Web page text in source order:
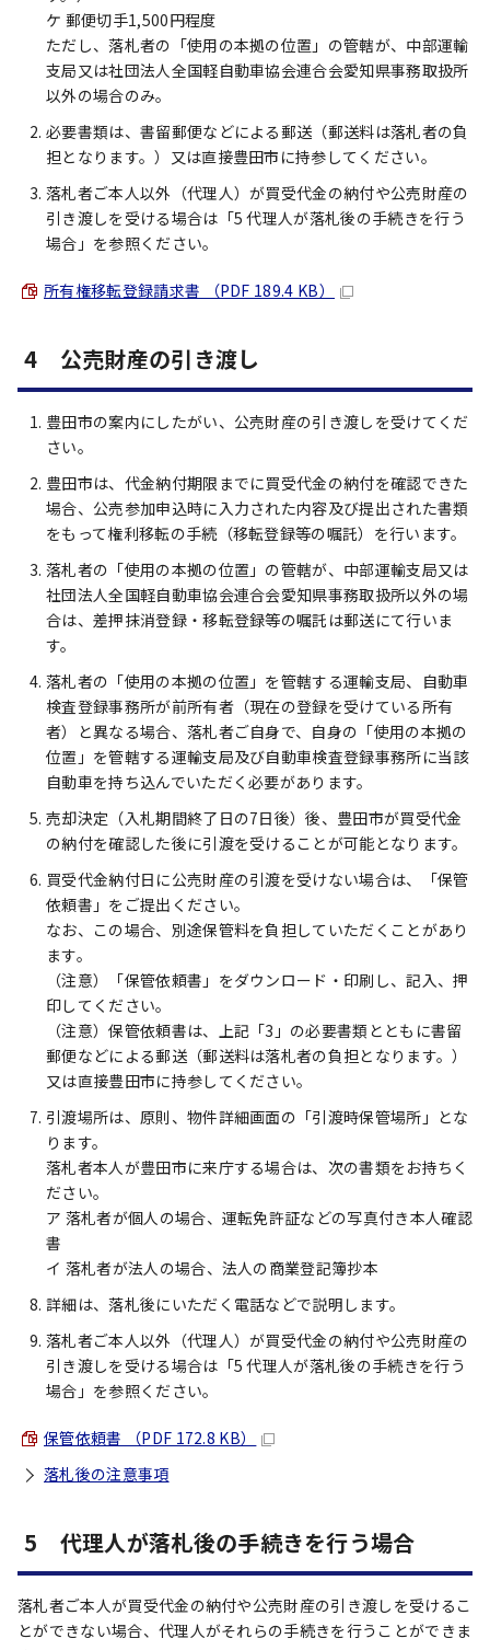
ケ 郵便切手1,500円程度
ただし、落札者の「使用の本拠の位置」の管轄が、中部運輸
支局又は社団法人全国軽自動車協会連合会愛知県事務取扱所
以外の場合のみ。
必要書類は、書留郵便などによる郵送（郵送料は落札者の負
担となります。）又は直接豊田市に持参してください。
落札者ご本人以外（代理人）が買受代金の納付や公売財産の
引き渡しを受ける場合は「5 代理人が落札後の手続きを行う
場合」を参照ください。
所有権移転登録請求書 （PDF 189.4 KB）
4 公売財産の引き渡し
豊田市の案内にしたがい、公売財産の引き渡しを受けてくだ
さい。
豊田市は、代金納付期限までに買受代金の納付を確認できた
場合、公売参加申込時に入力された内容及び提出された書類
をもって権利移転の手続（移転登録等の嘱託）を行います。
落札者の「使用の本拠の位置」の管轄が、中部運輸支局又は
社団法人全国軽自動車協会連合会愛知県事務取扱所以外の場
合は、差押抹消登録・移転登録等の嘱託は郵送にて行いま
す。
落札者の「使用の本拠の位置」を管轄する運輸支局、自動車
検査登録事務所が前所有者（現在の登録を受けている所有
者）と異なる場合、落札者ご自身で、自身の「使用の本拠の
位置」を管轄する運輸支局及び自動車検査登録事務所に当該
自動車を持ち込んでいただく必要があります。
売却決定（入札期間終了日の7日後）後、豊田市が買受代金
の納付を確認した後に引渡を受けることが可能となります。
買受代金納付日に公売財産の引渡を受けない場合は、「保管
依頼書」をご提出ください。
なお、この場合、別途保管料を負担していただくことがあり
ます。
（注意）「保管依頼書」をダウンロード・印刷し、記入、押
印してください。
（注意）保管依頼書は、上記「3」の必要書類とともに書留
郵便などによる郵送（郵送料は落札者の負担となります。）
又は直接豊田市に持参してください。
引渡場所は、原則、物件詳細画面の「引渡時保管場所」とな
ります。
落札者本人が豊田市に来庁する場合は、次の書類をお持ちく
ださい。
ア 落札者が個人の場合、運転免許証などの写真付き本人確認
書
イ 落札者が法人の場合、法人の商業登記簿抄本
詳細は、落札後にいただく電話などで説明します。
落札者ご本人以外（代理人）が買受代金の納付や公売財産の
引き渡しを受ける場合は「5 代理人が落札後の手続きを行う
場合」を参照ください。
保管依頼書 （PDF 172.8 KB）
落札後の注意事項
5 代理人が落札後の手続きを行う場合
落札者ご本人が買受代金の納付や公売財産の引き渡しを受けるこ
とができない場合、代理人がそれらの手続きを行うことができま